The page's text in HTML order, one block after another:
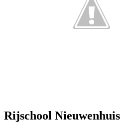
Rijschool Nieuwenhuis